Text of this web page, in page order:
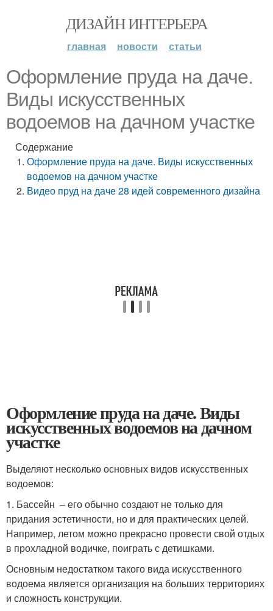
ДИЗАЙН ИНТЕРЬЕРА
главная новости статьи
Оформление пруда на даче.
Виды искусственных
водоемов на дачном участке
Содержание
Оформление пруда на даче. Виды искусственных
водоемов на дачном участке
Видео пруд на даче 28 идей современного дизайна
Оформление пруда на даче. Виды
искусственных водоемов на дачном
участке
Выделяют несколько основных видов искусственных
водоемов:
1. Бассейн – его обычно создают не только для
придания эстетичности, но и для практических целей.
Например, летом можно прекрасно провести свой отдых
в прохладной водичке, поиграть с детишками.
Основным недостатком такого вида искусственного
водоема является организация на больших территориях
и сложность конструкции.